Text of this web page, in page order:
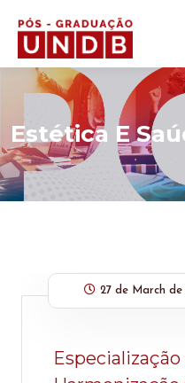
Estética E
27 de March de